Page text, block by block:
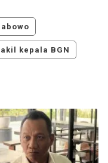
kepala BGN